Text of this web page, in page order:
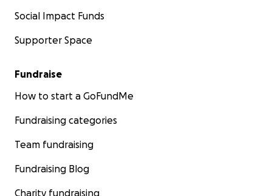
Social Impact Funds
Supporter Space
Fundraise
How to start a GoFundMe
Fundraising categories
Team fundraising
Fundraising Blog
Charity fundraising